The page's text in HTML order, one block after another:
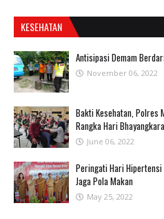
KESEHATAN
Antisipasi Demam
November 06, 2022
Bakti Kesehatan, Polres
Rangka Hari
June 06, 2022
Peringati Hari Hipertensi
Jaga Pola Makan
May 25, 2022